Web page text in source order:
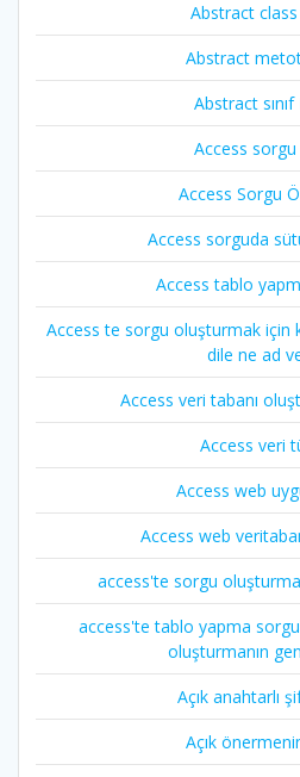
Abstract
Abstract
Abstract
Access
Access Sorgu
Access sorguda
Access tablo
Access te sorgu oluşturmak için
dile ne ad
Access veri tabanı
Access veri
Access web
Access web
access'te sorgu
access'te tablo yapma
oluşturmanın
Açık anahtarlı
Açık